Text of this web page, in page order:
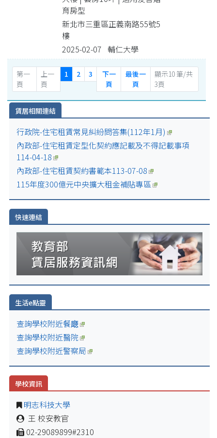
育房型
新北市三重區正義南路55號5
樓
2025-02-07 輔仁大學
第一
頁
上一
頁
1 2 3
下一
頁
最後一
頁
顯示10 筆/共
3頁
賃居相關連結
行政院-住宅租賃常見糾紛問答集(112年1月)
內政部-住宅租賃定型化契約應記載及不得記載事項
114-04-18
內政部-住宅租賃契約書範本113-07-08
115年度300億元中央擴大租金補貼專區
快速連結
生活e點靈
查詢學校附近餐廰
查詢學校附近醫院
查詢學校附近警察局
學校資訊
明志科技大學
王 校安教官
02-29089899#2310